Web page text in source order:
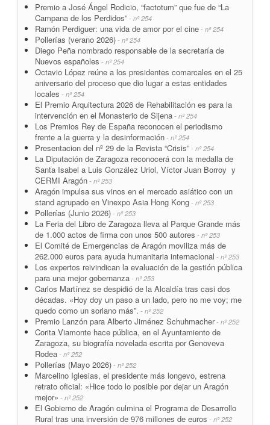
Premio a José Ángel Rodicio, “factotum” que fue de “La
Campana de los Perdidos” - nº 254
Ramón Perdiguer: una vida de amor por el cine - nº 254
Pollerías (verano 2026) - nº 254
Diego Peña nombrado responsable de la secretaría de
Nuevos españoles - nº 254
Octavio López reúne a los presidentes comarcales en el 25
aniversario del proceso que dio lugar a estas entidades
locales - nº 254
El Premio Arquitectura 2026 de Rehabilitación es para la
intervención en el Monasterio de Sijena - nº 254
Los Premios Rey de España reconocen el periodismo
frente a la guerra y la desinformación - nº 254
Presentacion del nº 29 de la Revista “Crisis” - nº 254
La Diputación de Zaragoza reconocerá con la medalla de
Santa Isabel a Luis González Uriol, Víctor Juan Borroy y
CERMI Aragón - nº 253
Aragón impulsa sus vinos en el mercado asiático con un
stand agrupado en Vinexpo Asia Hong Kong - nº 253
Pollerías (Junio 2026) - nº 253
La Feria del Libro de Zaragoza lleva al Parque Grande más
de 1.000 actos de firma con unos 500 autores - nº 253
El Comité de Emergencias de Aragón moviliza más de
262.000 euros para ayuda humanitaria internacional - nº 253
Los expertos reivindican la evaluación de la gestión pública
para una mejor gobernanza - nº 253
Carlos Martínez se despidió de la Alcaldía tras casi dos
décadas. «Hoy doy un paso a un lado, pero no me voy; me
quedo como un soriano más”. - nº 252
Premio Lanzón para Alberto Jiménez Schuhmacher- nº 252
Corita Viamonte hace pública, en el Ayuntamiento de
Zaragoza, su biografía novelada escrita por Genoveva
Rodea - nº 252
Pollerías (Mayo 2026) - nº 252
Marcelino Iglesias, el presidente más longevo, estrena
retrato oficial: «Hice todo lo posible por dejar un Aragón
mejor» - nº 252
El Gobierno de Aragón culmina el Programa de Desarrollo
Rural tras una inversión de 976 millones de euros - nº 252